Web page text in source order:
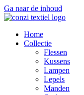
Ga naar de inhoud
Home
Collectie
Flessen
Kussens
Lampen
Lepels
Manden